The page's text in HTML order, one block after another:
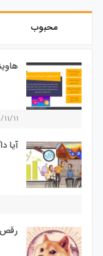
محبوب
۱۳۹۸/
آیا
رقص